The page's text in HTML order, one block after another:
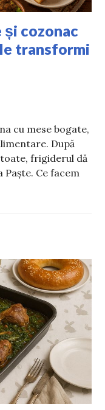
și cozonac
transformi
cu mese bogate,
După
frigiderul dă
Paște. Ce facem
cu ouă, carne și